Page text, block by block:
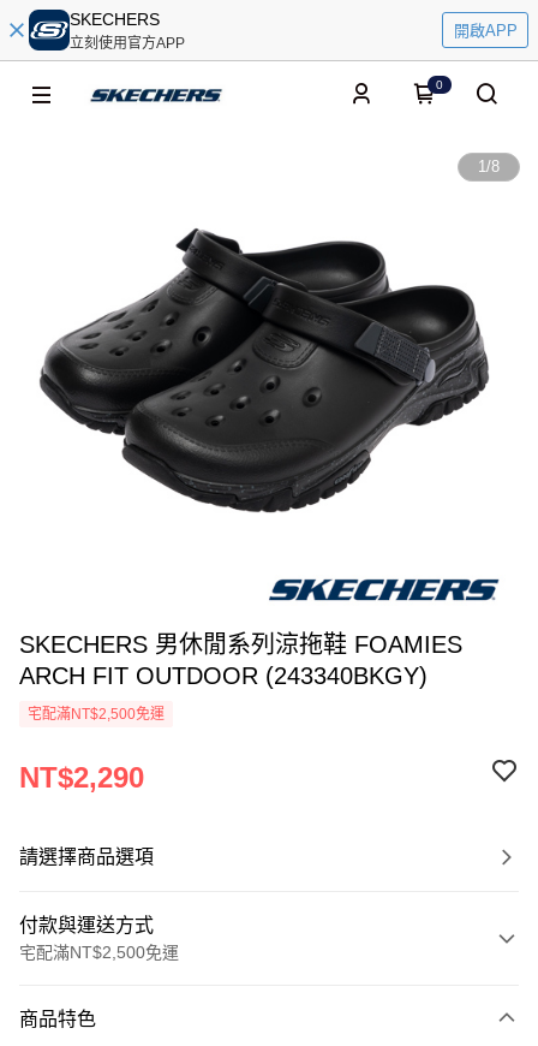
SKECHERS
立刻使用官方APP
開啟APP
0
1/8
SKECHERS 男休閒系列涼拖鞋 FOAMIES
ARCH FIT OUTDOOR (243340BKGY)
宅配滿NT$2,500免運
NT$2,290
請選擇商品選項
付款與運送方式
宅配滿NT$2,500免運
信用卡一次付款
商品特色